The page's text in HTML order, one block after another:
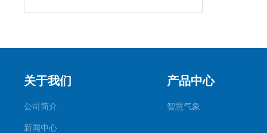
关于我们
公司简介
新闻中心
产品中心
智慧气象